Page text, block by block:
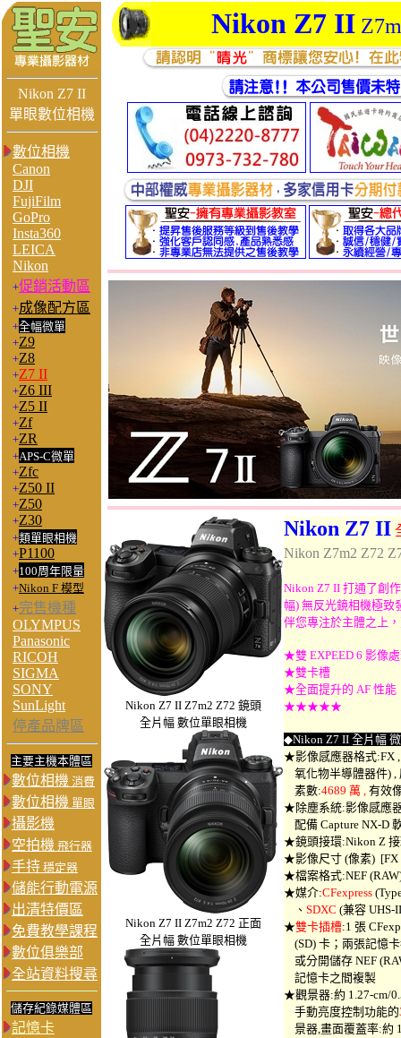
Nikon Z7 II
Nikon Z7 II
單眼數位相機
數位相機
Canon
DJI
FujiFilm
GoPro
Insta360
LEICA
Nikon
+促銷活動區
+成像配方區
+全幅微單
+Z9
+Z8
+Z7 II
+Z6 III
+Z5 II
+Zf
+ZR
+APS-C微單
+Zfc
+Z50 II
+Z50
+Z30
+類單眼相機
+P1100
+100周年限量
+Nikon F 模型
+完售機種
OLYMPUS
Panasonic
RICOH
SIGMA
SONY
SunLight
停產品牌區
主要主機本體區
數位相機 消費
數位相機 單眼
攝影機
空拍機 飛行器
手持 穩定器
儲能行動電源
出清特價區
免費教學課程
數位俱樂部
全站資料搜尋
儲存紀錄媒體區
記憶卡
Nikon Z7 II Z7m2 Z72 鏡頭
全片幅 數位單眼相機
Nikon Z7 II Z7m2 Z72 正面
全片幅 數位單眼相機
Nikon Z7 II
Nikon Z7m2 Z72
Nikon Z7 II 打通了創
幅) 無反光鏡相機極致
伴您專注於主體之上
★雙 EXPEED 6 影像
★雙卡槽
★全面提升的 AF 性能
★★★★★
◆Nikon Z7 II 全片幅
★影像感應器格式:FX
氧化物半導體器件) ,
素數:4689 萬 , 有效
★除塵系統:影像感應
配備 Capture NX-D
★鏡頭接環:Nikon Z
★影像尺寸 (像素) [FX
★檔案格式:NEF
★媒介:CFexpress
、 SDXC (兼容 UHS-
★雙卡插槽:1 張
(SD) 卡；兩張記憶
或分開儲存 NEF
記憶卡之間複製
★觀景器:約 1.27-cm/
手動亮度控制功能的
景器,畫面覆蓋率:約